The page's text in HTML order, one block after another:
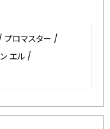
プロマスター /
エル /